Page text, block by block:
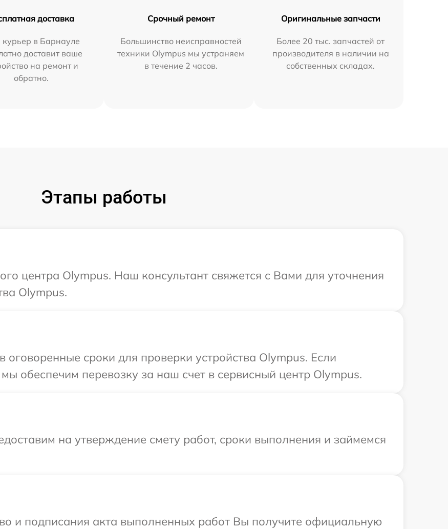
доставка
в Барнауле
доставит ваше
на ремонт и
обратно.
Срочный ремонт
Большинство неисправностей
техники Olympus мы устраняем
в течение 2 часов.
Оригинальные запчасти
Более 20 тыс. запчастей от
производителя в наличии на
собственных складах.
Этапы работы
центра Olympus. Наш консультант свяжется с Вами для уточнения
Olympus.
сроки для проверки устройства Olympus. Если
обеспечим перевозку за наш счет в сервисный центр Olympus.
на утверждение смету работ, сроки выполнения и займемся
и подписания акта выполненных работ Вы получите официальную